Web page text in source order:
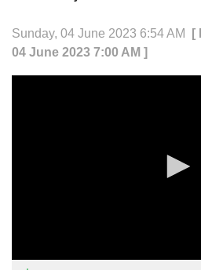
Sunday, 04 June 2023 6:54 AM
[
04 June 2023 7:00 AM ]